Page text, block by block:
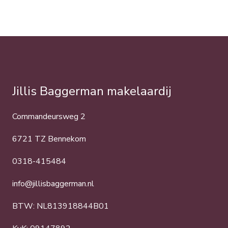
Jillis Baggerman makelaardij
Commandeursweg 2
6721 TZ Bennekom
0318-415484
info@jillisbaggerman.nl
BTW: NL813918844B01